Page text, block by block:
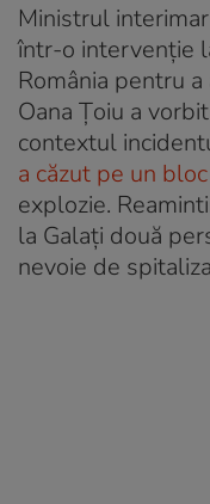
Ministrul
într-o intervenție
România pentru
Oana Țoiu a
contextul
a căzut pe un
explozie.
la Galați două
nevoie de